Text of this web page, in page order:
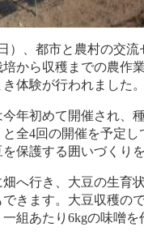
）、都市と農村の交流
から収穫までの農作
体験が行われました。
年初めて開催され、
全4回の開催を予定し
保護する囲いづくり
へ行き、大豆の生育
できます。大豆収穫の
組あたり6kgの味噌を